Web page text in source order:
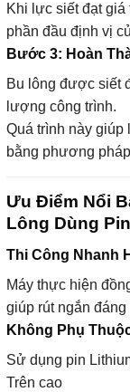
Khi lực siết đạt giá
phần đầu định vị
Bước 3: Hoàn
Bu lông được siết
lượng công trình.
Quá trình này giúp
bằng phương
Ưu Điểm Nổi
Lông Dùng
Thi Công Nhanh
Máy thực hiện
giúp rút ngắn
Không Phụ
Sử dụng pin
Trên cao